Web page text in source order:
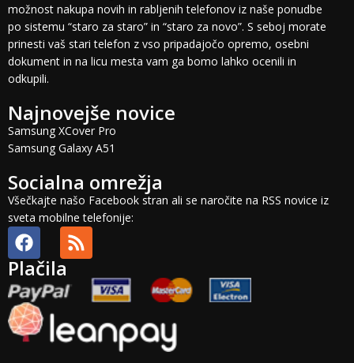
možnost nakupa novih in rabljenih telefonov iz naše ponudbe
po sistemu “staro za staro” in “staro za novo”. S seboj morate
prinesti vaš stari telefon z vso pripadajočo opremo, osebni
dokument in na licu mesta vam ga bomo lahko ocenili in
odkupili.
Najnovejše novice
Samsung XCover Pro
Samsung Galaxy A51
Socialna omrežja
Všečkajte našo Facebook stran ali se naročite na RSS novice iz
sveta mobilne telefonije:
Plačila